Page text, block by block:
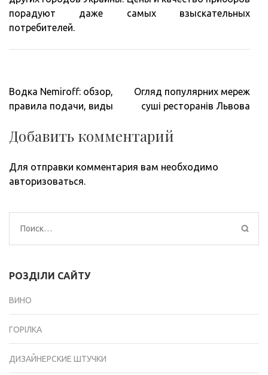
порадуют даже самых взыскательных
потребителей.
Навигация
по
Водка Nemiroff: обзор,
правила подачи, виды
Огляд популярних мереж
суші ресторанів Львова
Добавить комментарий
Для отправки комментария вам необходимо
авторизоваться.
Найти:
РОЗДІЛИ САЙТУ
ВИНО
ГОРІЛКА
ДИЗАЙНЕРСКИЕ ШТУЧКИ